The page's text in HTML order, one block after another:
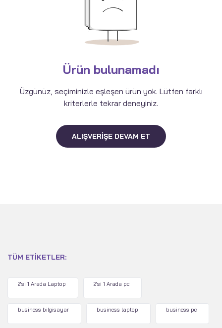
Ürün bulunamadı
Üzgünüz, seçiminizle eşleşen ürün yok. Lütfen farklı
kriterlerle tekrar deneyiniz.
ALIŞVERIŞE DEVAM ET
TÜM ETIKETLER:
2'si 1 Arada Laptop 2'si 1 Arada pc
business bilgisayar business laptop business pc